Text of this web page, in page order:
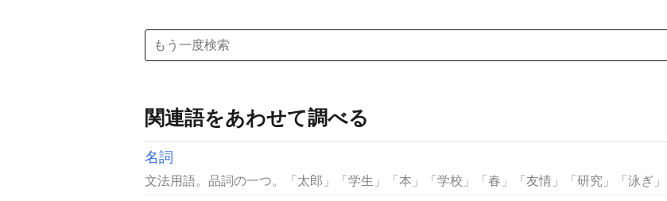
関連語をあわせて調べる
名詞
文法用語。品詞の一つ。「太郎」「学生」「本」「学校」「春」「友情」「研究」「泳ぎ」